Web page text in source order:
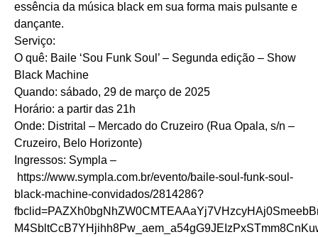
essência da música black em sua forma mais pulsante e
dançante.
Serviço:
O quê: Baile ‘Sou Funk Soul’ – Segunda edição – Show
Black Machine
Quando: sábado, 29 de março de 2025
Horário: a partir das 21h
Onde: Distrital – Mercado do Cruzeiro (Rua Opala, s/n –
Cruzeiro, Belo Horizonte)
Ingressos: Sympla –
https://www.sympla.com.br/evento/baile-soul-funk-soul-
black-machine-convidados/2814286?